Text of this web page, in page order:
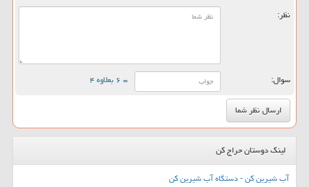
نظر:
سوال: = ۶ بعلاوه ۴
لینک دوستان حراج کن
آب شیرین کن - دستگاه آب شیرین کن